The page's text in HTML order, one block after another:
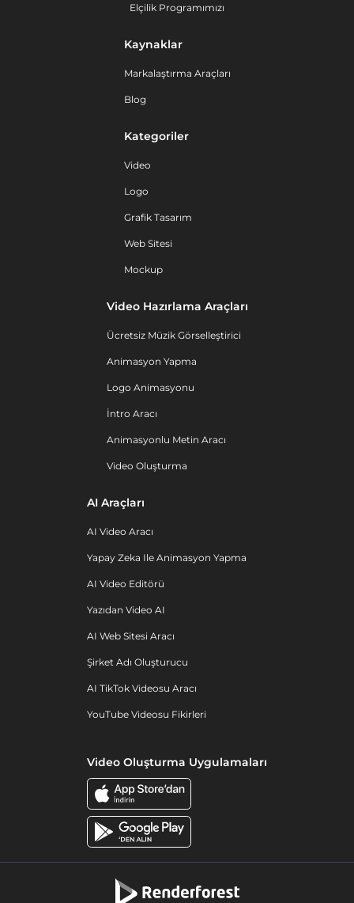
Elçilik Programımızı
Kaynaklar
Markalaştırma Araçları
Blog
Kategoriler
Video
Logo
Grafik Tasarım
Web Sitesi
Mockup
Video Hazırlama Araçları
Ücretsiz Müzik Görselleştirici
Animasyon Yapma
Logo Animasyonu
İntro Aracı
Animasyonlu Metin Aracı
Video Oluşturma
AI Araçları
AI Video Aracı
Yapay Zeka Ile Animasyon Yapma
AI Video Editörü
Yazıdan Video AI
AI Web Sitesi Aracı
Şirket Adı Oluşturucu
AI TikTok Videosu Aracı
YouTube Videosu Fikirleri
Video Oluşturma Uygulamaları